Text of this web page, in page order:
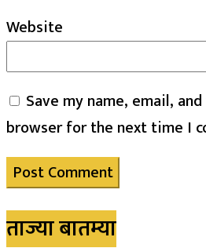
Website
Save my name, email,
browser for the next time I
ताज्या बातम्या